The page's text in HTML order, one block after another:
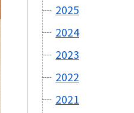
2025
2024
2023
2022
2021